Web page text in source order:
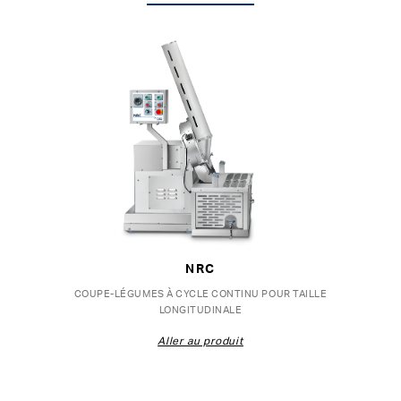
NRC
COUPE-LÉGUMES À CYCLE CONTINU POUR TAILLE
LONGITUDINALE
Aller au produit